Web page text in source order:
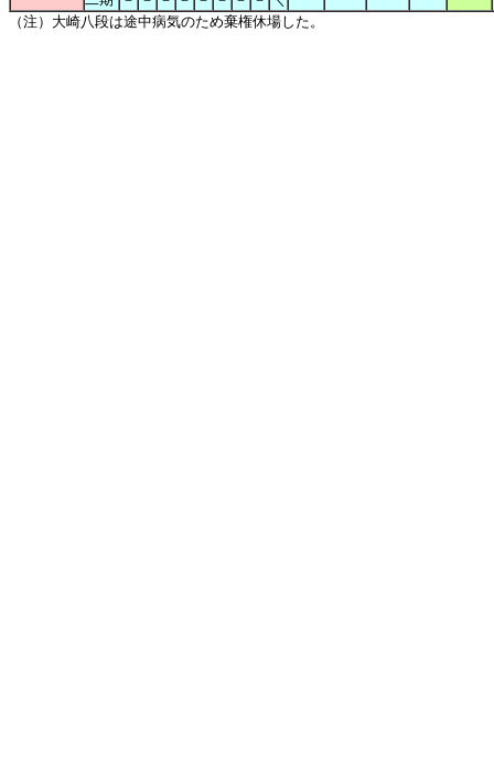
（注）大崎八段は途中病気のため棄権休場した。